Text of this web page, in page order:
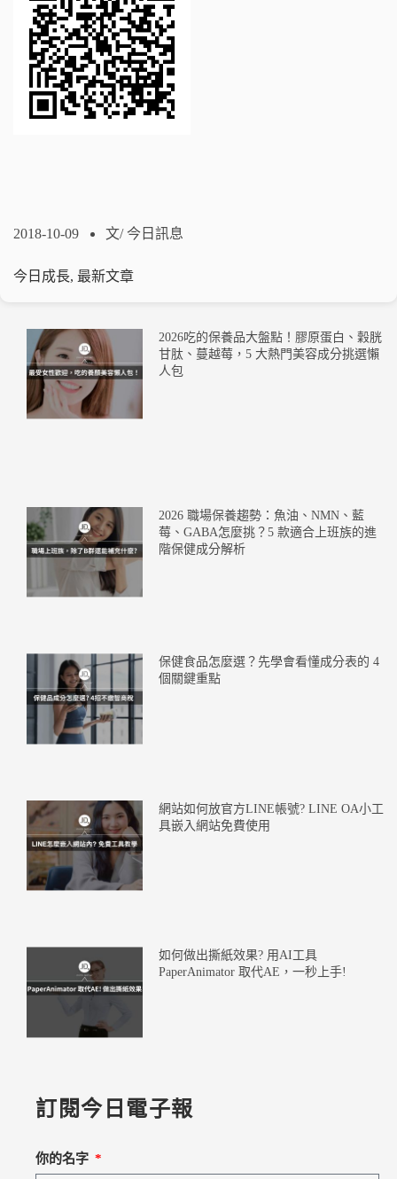
2018-10-09 文/今日訊息
今日成長, 最新文章
2026吃的保養品大盤點！膠原蛋白、穀胱
甘肽、蔓越莓，5 大熱門美容成分挑選懶
人包
2026 職場保養趨勢：魚油、NMN、藍
莓、GABA怎麼挑？5 款適合上班族的進
階保健成分解析
保健食品怎麼選？先學會看懂成分表的 4
個關鍵重點
網站如何放官方LINE帳號? LINE OA小工
具嵌入網站免費使用
如何做出撕紙效果? 用AI工具
PaperAnimator 取代AE，一秒上手!
訂閱今日電子報
你的名字